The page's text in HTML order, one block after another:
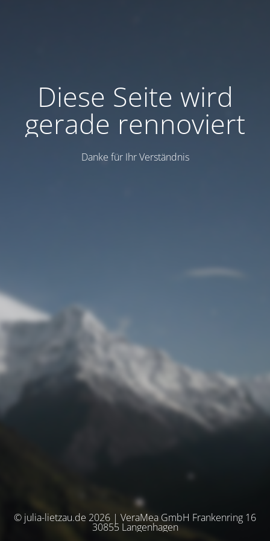
Diese Seite wird
gerade rennoviert
Danke für Ihr Verständnis
© julia-lietzau.de 2026 | VeraMea GmbH Frankenring 16
30855 Langenhagen